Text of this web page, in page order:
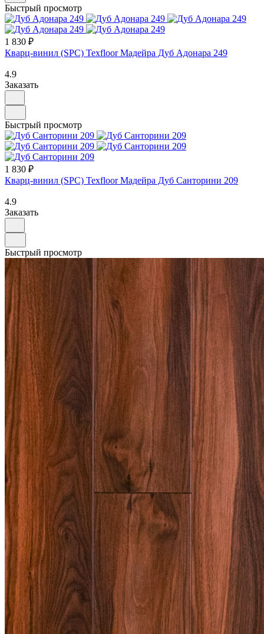
Быстрый просмотр
1 830 ₽
Кварц-винил (SPC) Texfloor Мадейра Дуб Адонара 249
4.9
Заказать
Быстрый просмотр
1 830 ₽
Кварц-винил (SPC) Texfloor Мадейра Дуб Санторини 209
4.9
Заказать
Быстрый просмотр